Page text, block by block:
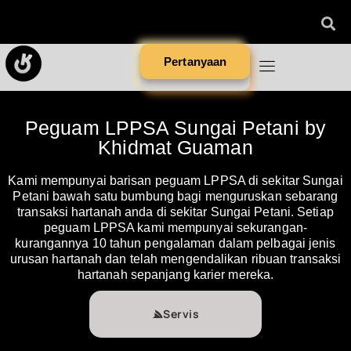
Pertanyaan
Peguam LPPSA Sungai Petani by
Khidmat Guaman
Kami mempunyai barisan peguam LPPSA di sekitar Sungai
Petani bawah satu bumbung bagi menguruskan sebarang
transaksi hartanah anda di sekitar Sungai Petani. Setiap
peguam LPPSA kami mempunyai sekurangan-
kurangannya 10 tahun pengalaman dalam pelbagai jenis
urusan hartanah dan telah mengendalikan ribuan transaksi
hartanah sepanjang karier mereka.
Servis